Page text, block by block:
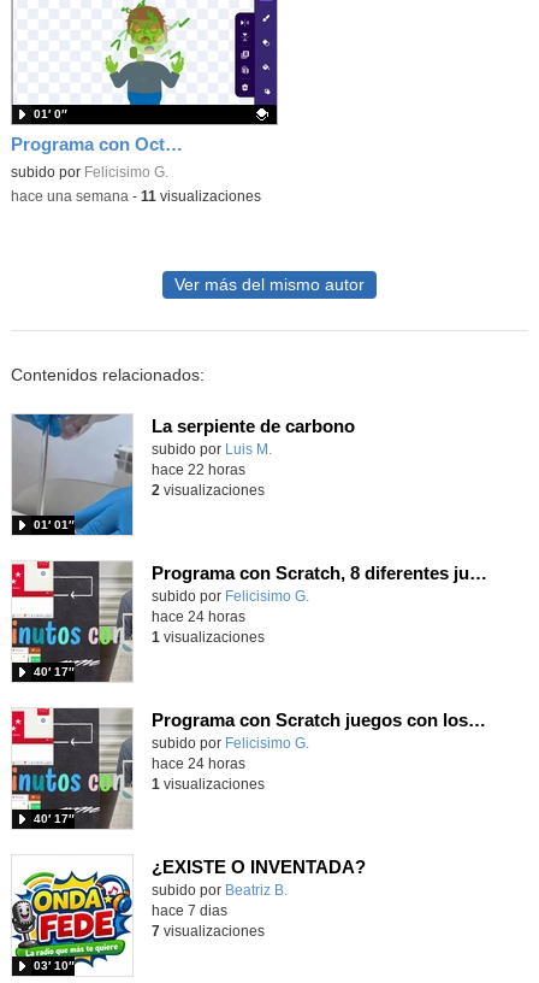
Programa con OctoStudio, un juego homenajeando al House of the dead con Zombies
Contenido educativo.
subido por Felicisimo G.
01′ 0″
-hace una semana - 11 visualizaciones
Ver más del mismo autor
Contenidos relacionados:
La serpiente de carbono
Contenido educativo.
subido por Luis M.
01′ 01″
hace 22 horas
2 visualizaciones
Programa con Scratch, 8 diferentes juegos para vivir la emoción de los partidos de España en el mundial 2026
Contenido educativo.
subido por Felicisimo G.
40′ 17″
hace 24 horas
1 visualizaciones
Programa con Scratch juegos con los partidos del mundial 2026 ganados por España
Contenido educativo.
subido por Felicisimo G.
40′ 17″
hace 24 horas
1 visualizaciones
¿EXISTE O INVENTADA?
Contenido educativo.
subido por Beatriz B.
03′ 10″
hace 7 dias
7visualizaciones